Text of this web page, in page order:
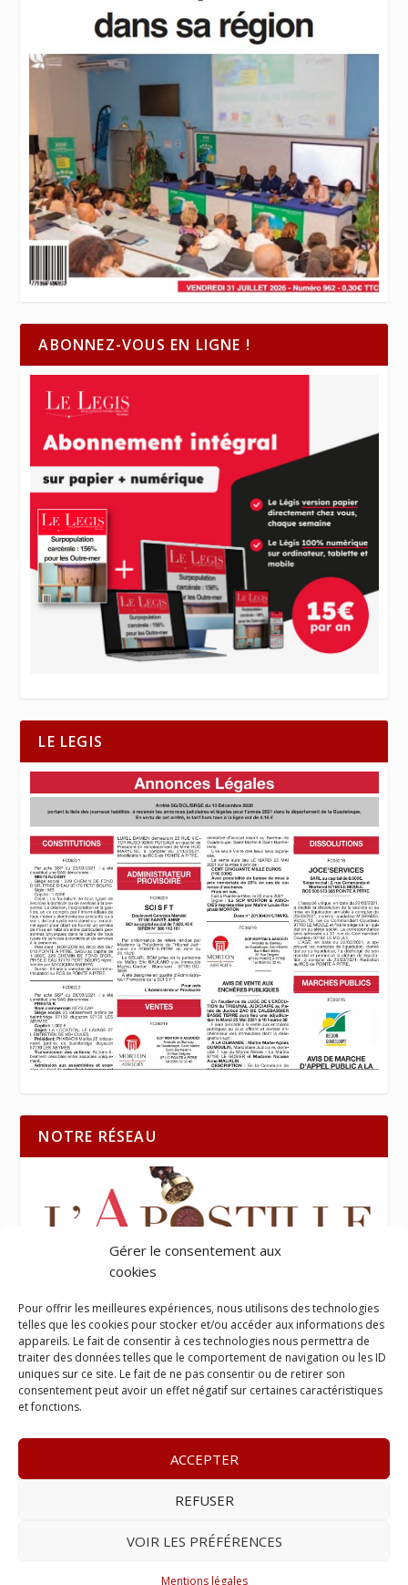
Gérer le consentement aux
cookies
Pour offrir les meilleures expériences, nous utilisons des technologies
telles que les cookies pour stocker et/ou accéder aux informations des
appareils. Le fait de consentir à ces technologies nous permettra de
traiter des données telles que le comportement de navigation ou les ID
uniques sur ce site. Le fait de ne pas consentir ou de retirer son
consentement peut avoir un effet négatif sur certaines caractéristiques
et fonctions.
ACCEPTER
REFUSER
VOIR LES PRÉFÉRENCES
Mentions légales
ABONNEZ-VOUS EN LIGNE !
LE LEGIS
NOTRE RÉSEAU
– www.lelegis.fr –Zone Franche Cité Dillon
– E-mail :contact@lelegis.fr–